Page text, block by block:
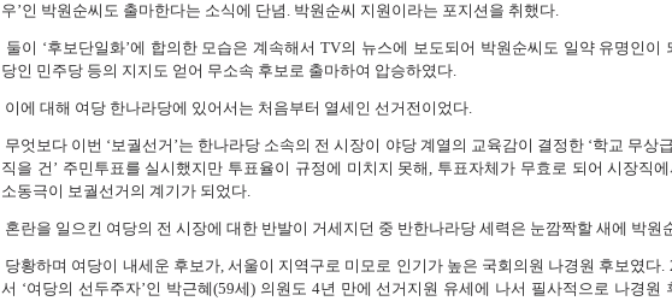
우’인 박원순씨도 출마한다는 소식에 단념. 박원순씨 지원이라는 포지션을 취했다.
둘이 ‘후보단일화’에 합의한 모습은 계속해서 TV의 뉴스에 보도되어 박원순씨도 일약 유명인이
당인 민주당 등의 지지도 얻어 무소속 후보로 출마하여 압승하였다.
이에 대해 여당 한나라당에 있어서는 처음부터 열세인 선거전이었다.
무엇보다 이번 ‘보궐선거’는 한나라당 소속의 전 시장이 야당 계열의 교육감이 결정한 ‘학교 무상
직을 건’ 주민투표를 실시했지만 투표율이 규정에 미치지 못해, 투표자체가 무효로 되어 시장직
소동극이 보궐선거의 계기가 되었다.
혼란을 일으킨 여당의 전 시장에 대한 반발이 거세지던 중 반한나라당 세력은 눈깜짝할 새에 박원
당황하며 여당이 내세운 후보가, 서울이 지역구로 미모로 인기가 높은 국회의원 나경원 후보였다.
서 ‘여당의 선두주자’인 박근혜(59세) 의원도 4년 만에 선거지원 유세에 나서 필사적으로 나경원